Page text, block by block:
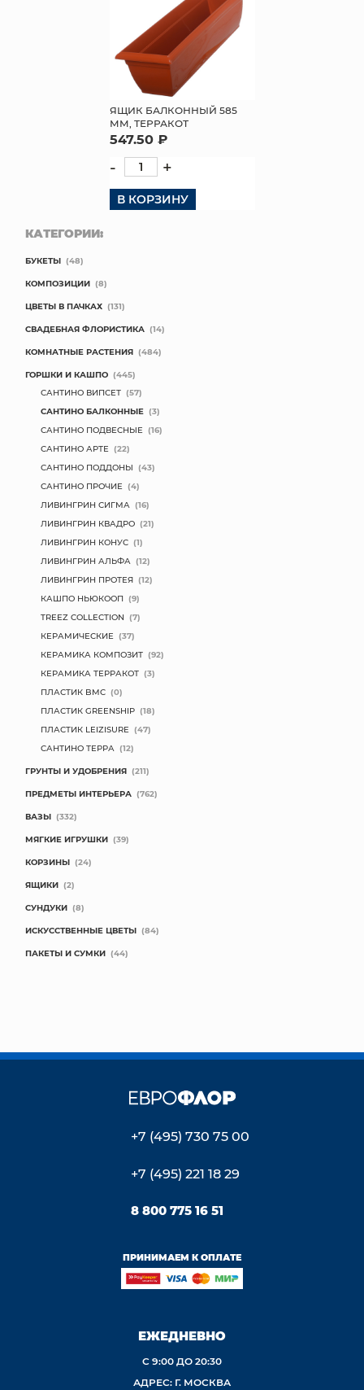
ЯЩИК БАЛКОННЫЙ 585
ММ, ТЕРРАКОТ
547.50 ₽
- +
В КОРЗИНУ
КАТЕГОРИИ:
БУКЕТЫ (48)
КОМПОЗИЦИИ (8)
ЦВЕТЫ В ПАЧКАХ (131)
СВАДЕБНАЯ ФЛОРИСТИКА (14)
КОМНАТНЫЕ РАСТЕНИЯ (484)
ГОРШКИ И КАШПО (445)
САНТИНО ВИПСЕТ (57)
САНТИНО БАЛКОННЫЕ (3)
САНТИНО ПОДВЕСНЫЕ (16)
САНТИНО АРТЕ (22)
САНТИНО ПОДДОНЫ (43)
САНТИНО ПРОЧИЕ (4)
ЛИВИНГРИН СИГМА (16)
ЛИВИНГРИН КВАДРО (21)
ЛИВИНГРИН КОНУС (1)
ЛИВИНГРИН АЛЬФА (12)
ЛИВИНГРИН ПРОТЕЯ (12)
КАШПО НЬЮКООП (9)
TREEZ COLLECTION (7)
КЕРАМИЧЕСКИЕ (37)
КЕРАМИКА КОМПОЗИТ (92)
КЕРАМИКА ТЕРРАКОТ (3)
ПЛАСТИК BMC (0)
ПЛАСТИК GREENSHIP (18)
ПЛАСТИК LEIZISURE (47)
САНТИНО ТЕРРА (12)
ГРУНТЫ И УДОБРЕНИЯ (211)
ПРЕДМЕТЫ ИНТЕРЬЕРА (762)
ВАЗЫ (332)
МЯГКИЕ ИГРУШКИ (39)
КОРЗИНЫ (24)
ЯЩИКИ (2)
СУНДУКИ (8)
ИСКУССТВЕННЫЕ ЦВЕТЫ (84)
ПАКЕТЫ И СУМКИ (44)
+7 (495) 730 75 00
+7 (495) 221 18 29
8 800 775 16 51
ПРИНИМАЕМ К ОПЛАТЕ
ЕЖЕДНЕВНО
С 9:00 ДО 20:30
АДРЕС: Г. МОСКВА